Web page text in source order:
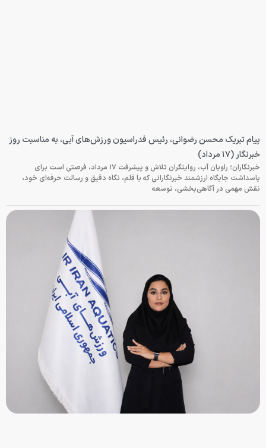
پیام تبریک محسن رضوانی، رئیس فدراسیون ورزش‌های آبی، به مناسبت روز
خبرنگار (۱۷ مرداد)
خبرنگاران؛ راویان آب، روایتگران تلاش و پیشرفت ۱۷ مرداد، فرصتی است برای
پاسداشت جایگاه ارزشمند خبرنگارانی که با قلم، نگاه دقیق و رسالت حرفه‌ای خود،
نقش مهمی در آگاهی‌بخشی، توسعه